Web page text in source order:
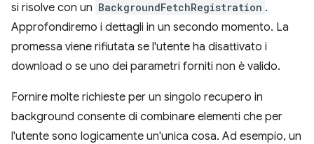
si risolve con un BackgroundFetchRegistration .
Approfondiremo i dettagli in un secondo momento. La
promessa viene rifiutata se l'utente ha disattivato i
download o se uno dei parametri forniti non è valido.
Fornire molte richieste per un singolo recupero in
background consente di combinare elementi che per
l'utente sono logicamente un'unica cosa. Ad esempio, un